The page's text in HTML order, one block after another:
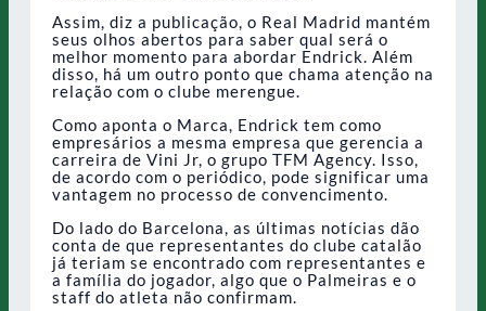
Assim, diz a publicação, o Real Madrid mantém
seus olhos abertos para saber qual será o
melhor momento para abordar Endrick. Além
disso, há um outro ponto que chama atenção na
relação com o clube merengue.
Como aponta o Marca, Endrick tem como
empresários a mesma empresa que gerencia a
carreira de Vini Jr, o grupo TFM Agency. Isso,
de acordo com o periódico, pode significar uma
vantagem no processo de convencimento.
Do lado do Barcelona, as últimas notícias dão
conta de que representantes do clube catalão
já teriam se encontrado com representantes e
a família do jogador, algo que o Palmeiras e o
staff do atleta não confirmam.